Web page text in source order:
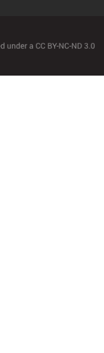
O ESTADO